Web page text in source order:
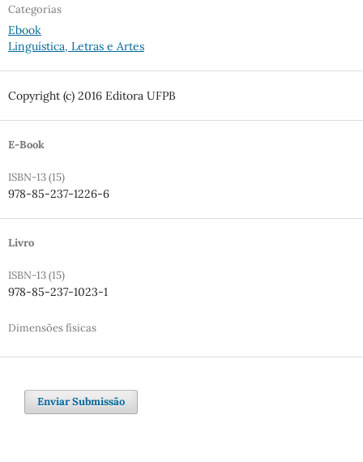
Categorias
Ebook
Linguística, Letras e Artes
Copyright (c) 2016 Editora UFPB
E-Book
ISBN-13 (15)
978-85-237-1226-6
Livro
ISBN-13 (15)
978-85-237-1023-1
Dimensões físicas
Enviar Submissão